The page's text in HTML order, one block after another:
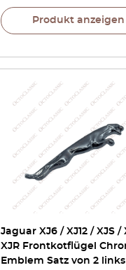
Produkt anzeigen
Jaguar XJ6 / XJ12 / XJS /
XJR Frontkotflügel
Emblem Satz von 2